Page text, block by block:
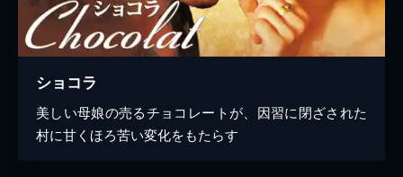
ショコラ
美しい母娘の売るチョコレートが、因習に閉ざされた
村に甘くほろ苦い変化をもたらす